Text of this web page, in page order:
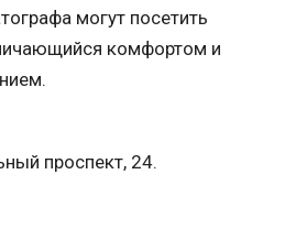
могут посетить
комфортом и
проспект, 24.